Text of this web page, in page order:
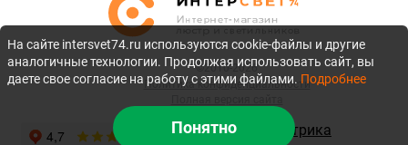
©2010-2026
Политика конфиденциальности
На сайте intersvet74.ru используются cookie-файлы и другие
аналогичные технологии. Продолжая использовать сайт, вы
даете свое согласие на работу с этими файлами. Подробнее
Понятно